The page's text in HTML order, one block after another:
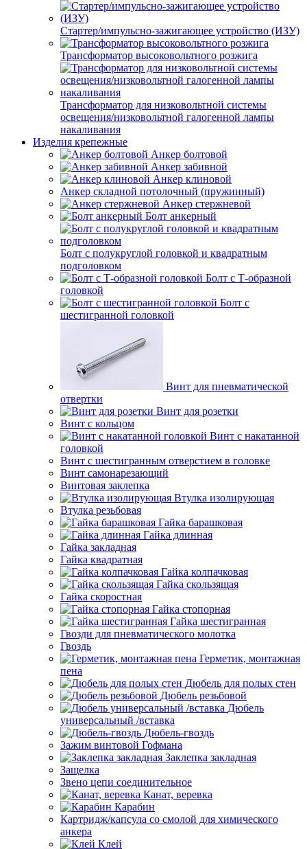
Стартер/импульсно-зажигающее устройство (ИЗУ)
Трансформатор высоковольтного розжига
Трансформатор для низковольтной системы
освещения/низковольтной галогенной лампы
накаливания
Изделия крепежные
Анкер болтовой
Анкер забивной
Анкер клиновой
Анкер складной потолочный (пружинный)
Анкер стержневой
Болт анкерный
Болт с полукруглой головкой и квадратным
подголовком
Болт с Т-образной
головкой
Болт с
шестигранной головкой
Винт для пневматической
отвертки
Винт для розетки
Винт с кольцом
Винт с накатанной
головкой
Винт с шестигранным отверстием в головке
Винт самонарезающий
Винтовая заклепка
Втулка изолирующая
Втулка резьбовая
Гайка барашковая
Гайка длинная
Гайка закладная
Гайка квадратная
Гайка колпачковая
Гайка скользящая
Гайка скоростная
Гайка стопорная
Гайка шестигранная
Гвозди для пневматического молотка
Гвоздь
Герметик, монтажная
пена
Дюбель для полых стен
Дюбель резьбовой
Дюбель
универсальный /вставка
Дюбель-гвоздь
Зажим винтовой Гофмана
Заклепка закладная
Защелка
Звено цепи соединительное
Канат, веревка
Карабин
Картридж/капсула со смолой для химического
анкера
Клей